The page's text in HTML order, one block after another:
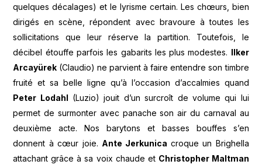
quelques décalages) et le lyrisme certain. Les chœurs, bien
dirigés en scène, répondent avec bravoure à toutes les
sollicitations que leur réserve la partition. Toutefois, le
décibel étouffe parfois les gabarits les plus modestes. Ilker
Arcayürek (Claudio) ne parvient à faire entendre son timbre
fruité et sa belle ligne qu’à l’occasion d’accalmies quand
Peter Lodahl (Luzio) jouit d’un surcroît de volume qui lui
permet de surmonter avec panache son air du carnaval au
deuxième acte. Nos barytons et basses bouffes s’en
donnent à cœur joie. Ante Jerkunica croque un Brighella
attachant grâce à sa voix chaude et Christopher Maltman